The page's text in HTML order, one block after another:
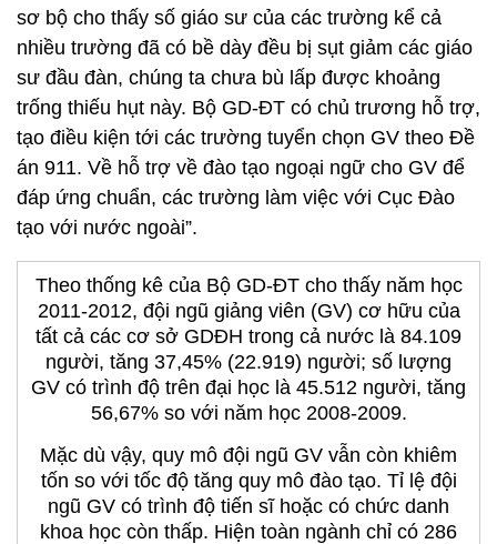
sơ bộ cho thấy số giáo sư của các trường kể cả
nhiều trường đã có bề dày đều bị sụt giảm các giáo
sư đầu đàn, chúng ta chưa bù lấp được khoảng
trống thiếu hụt này. Bộ GD-ĐT có chủ trương hỗ trợ,
tạo điều kiện tới các trường tuyển chọn GV theo Đề
án 911. Về hỗ trợ về đào tạo ngoại ngữ cho GV để
đáp ứng chuẩn, các trường làm việc với Cục Đào
tạo với nước ngoài”.
Theo thống kê của Bộ GD-ĐT cho thấy năm học
2011-2012, đội ngũ giảng viên (GV) cơ hữu của
tất cả các cơ sở GDĐH trong cả nước là 84.109
người, tăng 37,45% (22.919) người; số lượng
GV có trình độ trên đại học là 45.512 người, tăng
56,67% so với năm học 2008-2009.
Mặc dù vậy, quy mô đội ngũ GV vẫn còn khiêm
tốn so với tốc độ tăng quy mô đào tạo. Tỉ lệ đội
ngũ GV có trình độ tiến sĩ hoặc có chức danh
khoa học còn thấp. Hiện toàn ngành chỉ có 286